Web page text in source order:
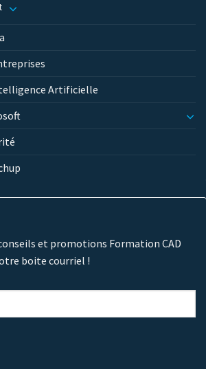
Artificielle
et promotions Formation CAD
boite courriel !